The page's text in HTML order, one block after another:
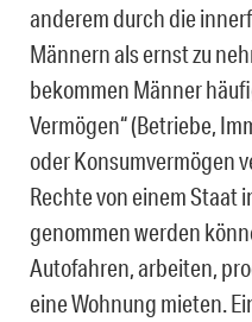
anderem durch die
Männern als ernst zu
bekommen Männer
Vermögen“ (Betriebe,
oder Konsumvermögen
Rechte von einem Staat
genommen werden
Autofahren, arbeiten,
eine Wohnung mieten.